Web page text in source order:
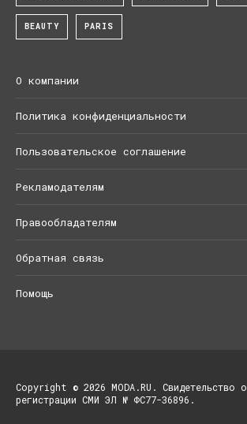
BEAUTY PARIS
О компании
Политика конфиденциальности
Пользовательское соглашение
Рекламодателям
Правообладателям
Обратная связь
Помощь
Copyright © 2026 MODA.RU. Свидетельство о
регистрации СМИ ЭЛ № ФС77-36896.